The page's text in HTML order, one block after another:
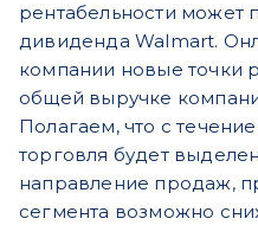
рентабельности может
дивиденда Walmart.
компании новые точки
общей выручке
Полагаем, что с
торговля будет
направление продаж,
сегмента возможно